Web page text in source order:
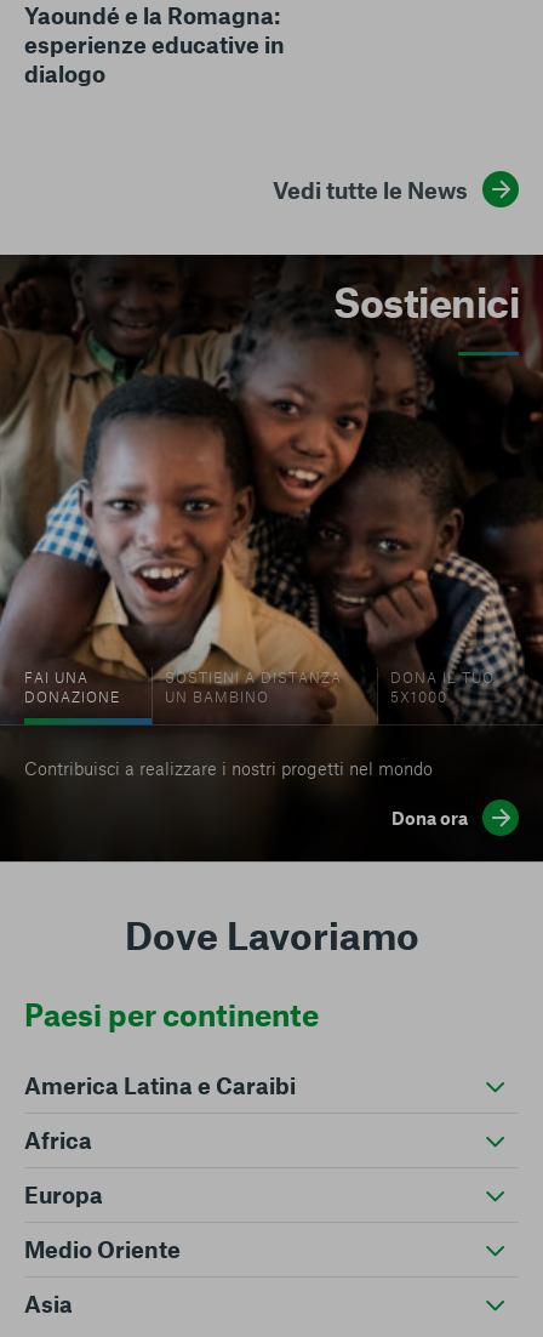
Yaoundé e la Romagna:
esperienze educative in
dialogo
Vedi tutte le News
Sostienici
FAI UNA
DONAZIONE
SOSTIENI A DISTANZA
UN BAMBINO
DONA IL TUO
5X1000
Contribuisci a realizzare i nostri progetti nel mondo
Dona ora
Dove Lavoriamo
Paesi per continente
America Latina e Caraibi
Africa
Europa
Medio Oriente
Asia